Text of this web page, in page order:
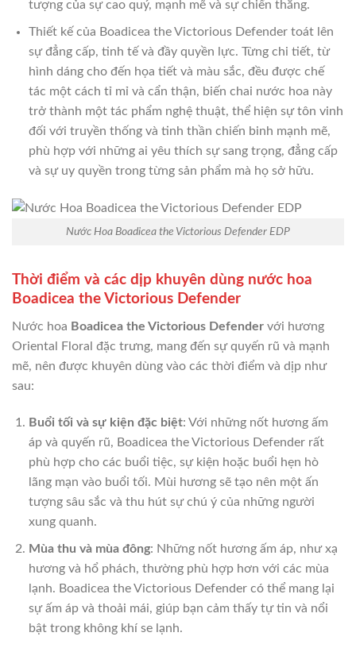
tượng của sự cao quý, mạnh mẽ và sự chiến thắng.
Thiết kế của Boadicea the Victorious Defender toát lên
sự đẳng cấp, tinh tế và đầy quyền lực. Từng chi tiết, từ
hình dáng cho đến họa tiết và màu sắc, đều được chế
tác một cách tỉ mỉ và cẩn thận, biến chai nước hoa này
trở thành một tác phẩm nghệ thuật, thể hiện sự tôn vinh
đối với truyền thống và tinh thần chiến binh mạnh mẽ,
phù hợp với những ai yêu thích sự sang trọng, đẳng cấp
và sự uy quyền trong từng sản phẩm mà họ sở hữu.
Nước Hoa Boadicea the Victorious Defender EDP
Thời điểm và các dịp khuyên dùng nước hoa
Boadicea the Victorious Defender
Nước hoa Boadicea the Victorious Defender với hương
Oriental Floral đặc trưng, mang đến sự quyến rũ và mạnh
mẽ, nên được khuyên dùng vào các thời điểm và dịp như
sau:
Buổi tối và sự kiện đặc biệt: Với những nốt hương ấm
áp và quyến rũ, Boadicea the Victorious Defender rất
phù hợp cho các buổi tiệc, sự kiện hoặc buổi hẹn hò
lãng mạn vào buổi tối. Mùi hương sẽ tạo nên một ấn
tượng sâu sắc và thu hút sự chú ý của những người
xung quanh.
Mùa thu và mùa đông: Những nốt hương ấm áp, như xạ
hương và hổ phách, thường phù hợp hơn với các mùa
lạnh. Boadicea the Victorious Defender có thể mang lại
sự ấm áp và thoải mái, giúp bạn cảm thấy tự tin và nổi
bật trong không khí se lạnh.